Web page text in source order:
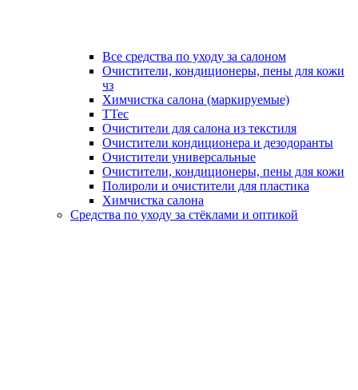
Все средства по уходу за салоном
Очистители, кондиционеры, пены для кожи
чз
Химчистка салона (маркируемые)
TTec
Очистители для салона из текстиля
Очистители кондиционера и дезодоранты
Очистители универсальные
Очистители, кондиционеры, пены для кожи
Полироли и очистители для пластика
Химчистка салона
Средства по уходу за стёклами и оптикой